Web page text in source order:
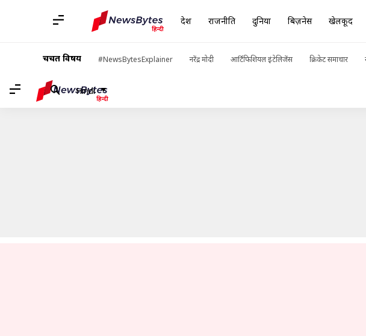
देश राजनीति दुनिया बिज़नेस खेलकूद
चर्चित विषय #NewsBytesExplainer नरेंद्र मोदी आर्टिफिशियल इंटेलिजेंस क्रिकेट समाचार
Hindi
खबरें देश की खबरें / केरल: अस्पताल के रास्ते में एंबुलेंस ड्राइवर ने किया कोरोना संक्रमित महिला के